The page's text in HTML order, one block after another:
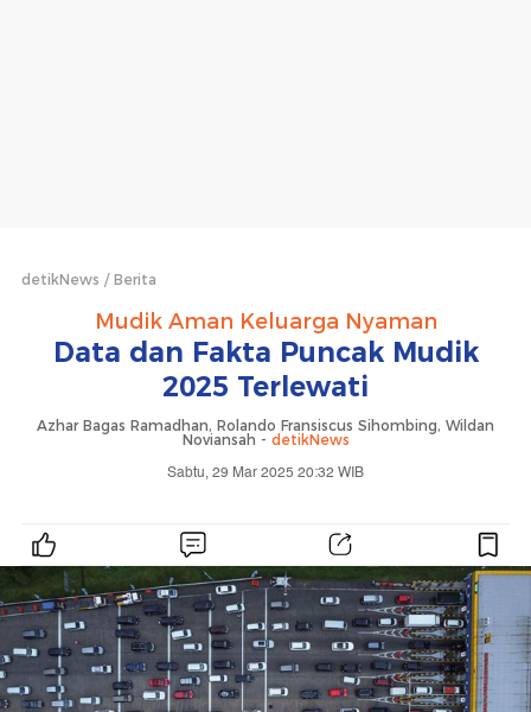
detikNews Berita
Mudik Aman Keluarga Nyaman
Data dan Fakta Puncak Mudik
2025 Terlewati
Azhar Bagas Ramadhan, Rolando Fransiscus Sihombing, Wildan
Noviansah - detikNews
Sabtu, 29 Mar 2025 20:32 WIB